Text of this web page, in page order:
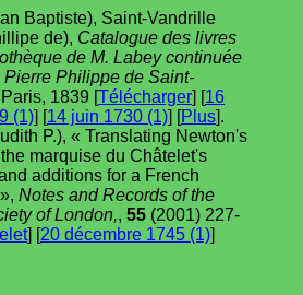
Baptiste), Saint-Vandrille
de), Catalogue des livres
de M. Labey continuée
Pierre Philippe de Saint-
Paris, 1839 [Télécharger] [16
(1)] [14 juin 1730 (1)] [Plus].
P.), « Translating Newton's
marquise du Châtelet's
additions for a French
Notes and Records of the
of London,, 55 (2001) 227-
] [20 décembre 1745 (1)]